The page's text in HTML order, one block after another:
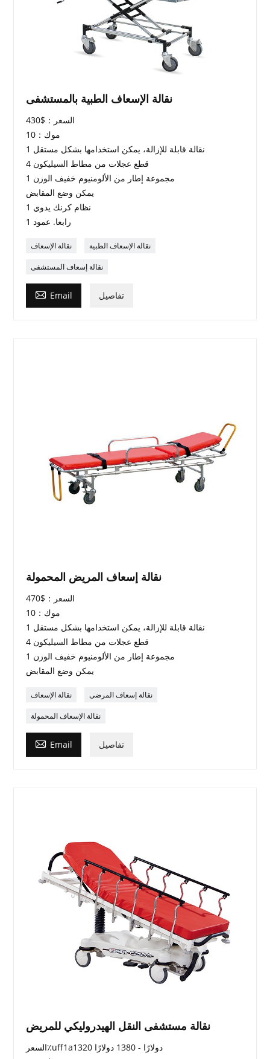
نقالة الإسعاف الطبية بالمستشفى
السعر：$430
موك：10
1 نقالة قابلة للإزالة، يمكن استخدامها بشكل مستقل
4 قطع عجلات من مطاط السيليكون
1 مجموعة إطار من الألومنيوم خفيف الوزن
يمكن وضع المقابض
1 نظام كرنك يدوي
1 رابعا. عمود
نقالة الإسعاف نقالة الإسعاف الطبية
نقالة إسعاف المستشفى
 Email تفاصيل
نقالة إسعاف المريض المحمولة
السعر：$470
موك：10
1 نقالة قابلة للإزالة، يمكن استخدامها بشكل مستقل
4 قطع عجلات من مطاط السيليكون
1 مجموعة إطار من الألومنيوم خفيف الوزن
يمكن وضع المقابض
نقالة الإسعاف نقالة إسعاف المرضى
نقالة الإسعاف المحمولة
 Email تفاصيل
نقالة مستشفى النقل الهيدروليكي للمريض
السعر٪uff1a1320 دولارًا - 1380 دولارًا